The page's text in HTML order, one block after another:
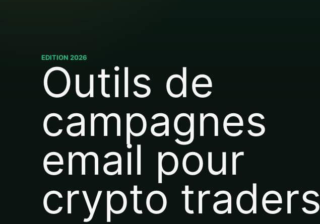
EDITION 2026
Outils de
campagnes
email pour
crypto traders